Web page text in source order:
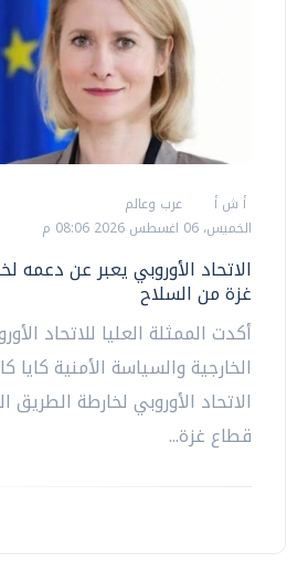
أ ش أ
عرب وعالم
الخميس، 06 اغسطس 2026 08:06 م
الاتحاد الأوروبي يعبر عن دعمه
غزة من السلاح
أكدت الممثلة العليا للاتحاد
الخارجية والسياسة الأمنية كايا
الاتحاد الأوروبي لخارطة الطريق
قطاع غزة...